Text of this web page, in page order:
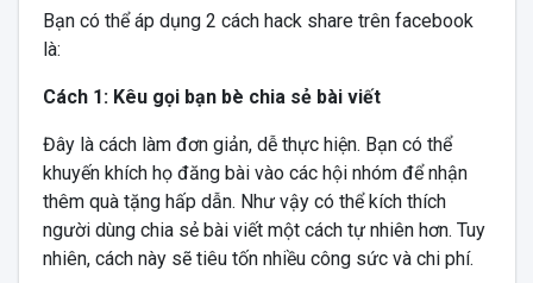
Bạn có thể áp dụng 2 cách hack share trên facebook
là:
Cách 1: Kêu gọi bạn bè chia sẻ bài viết
Đây là cách làm đơn giản, dễ thực hiện. Bạn có thể
khuyến khích họ đăng bài vào các hội nhóm để nhận
thêm quà tặng hấp dẫn. Như vậy có thể kích thích
người dùng chia sẻ bài viết một cách tự nhiên hơn. Tuy
nhiên, cách này sẽ tiêu tốn nhiều công sức và chi phí.